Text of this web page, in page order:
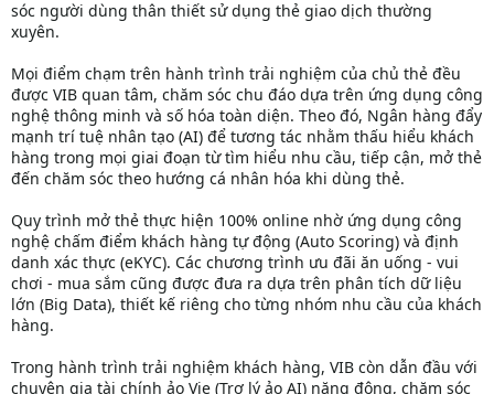
sóc người dùng thân thiết sử dụng thẻ giao dịch thường
xuyên.
Mọi điểm chạm trên hành trình trải nghiệm của chủ thẻ đều
được VIB quan tâm, chăm sóc chu đáo dựa trên ứng dụng công
nghệ thông minh và số hóa toàn diện. Theo đó, Ngân hàng đẩy
mạnh trí tuệ nhân tạo (AI) để tương tác nhằm thấu hiểu khách
hàng trong mọi giai đoạn từ tìm hiểu nhu cầu, tiếp cận, mở thẻ
đến chăm sóc theo hướng cá nhân hóa khi dùng thẻ.
Quy trình mở thẻ thực hiện 100% online nhờ ứng dụng công
nghệ chấm điểm khách hàng tự động (Auto Scoring) và định
danh xác thực (eKYC). Các chương trình ưu đãi ăn uống - vui
chơi - mua sắm cũng được đưa ra dựa trên phân tích dữ liệu
lớn (Big Data), thiết kế riêng cho từng nhóm nhu cầu của khách
hàng.
Trong hành trình trải nghiệm khách hàng, VIB còn dẫn đầu với
chuyên gia tài chính ảo Vie (Trợ lý ảo AI) năng động, chăm sóc